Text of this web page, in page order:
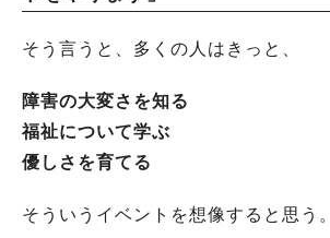
そう言うと、多くの人はきっと、
障害の大変さを知る
福祉について学ぶ
優しさを育てる
そういうイベントを想像すると思う。